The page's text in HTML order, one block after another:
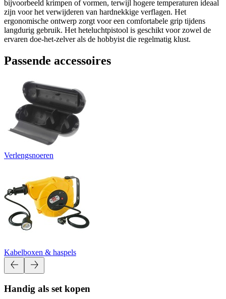
bijvoorbeeld krimpen of vormen, terwijl hogere temperaturen ideaal
zijn voor het verwijderen van hardnekkige verflagen. Het
ergonomische ontwerp zorgt voor een comfortabele grip tijdens
langdurig gebruik. Het heteluchtpistool is geschikt voor zowel de
ervaren doe-het-zelver als de hobbyist die regelmatig klust.
Passende accessoires
Verlengsnoeren
Kabelboxen & haspels
Handig als set kopen